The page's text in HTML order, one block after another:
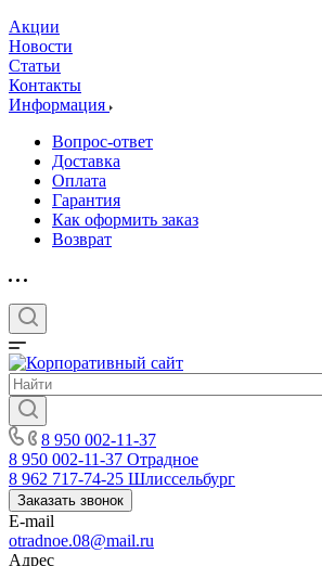
Акции
Новости
Статьи
Контакты
Информация
Вопрос-ответ
Доставка
Оплата
Гарантия
Как оформить заказ
Возврат
8 950 002-11-37
8 950 002-11-37 Отрадное
8 962 717-74-25 Шлиссельбург
Заказать звонок
E-mail
otradnoe.08@mail.ru
Адрес